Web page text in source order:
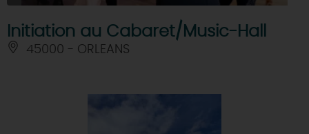
Initiation au Cabaret/Music-Hall
45000 - ORLEANS